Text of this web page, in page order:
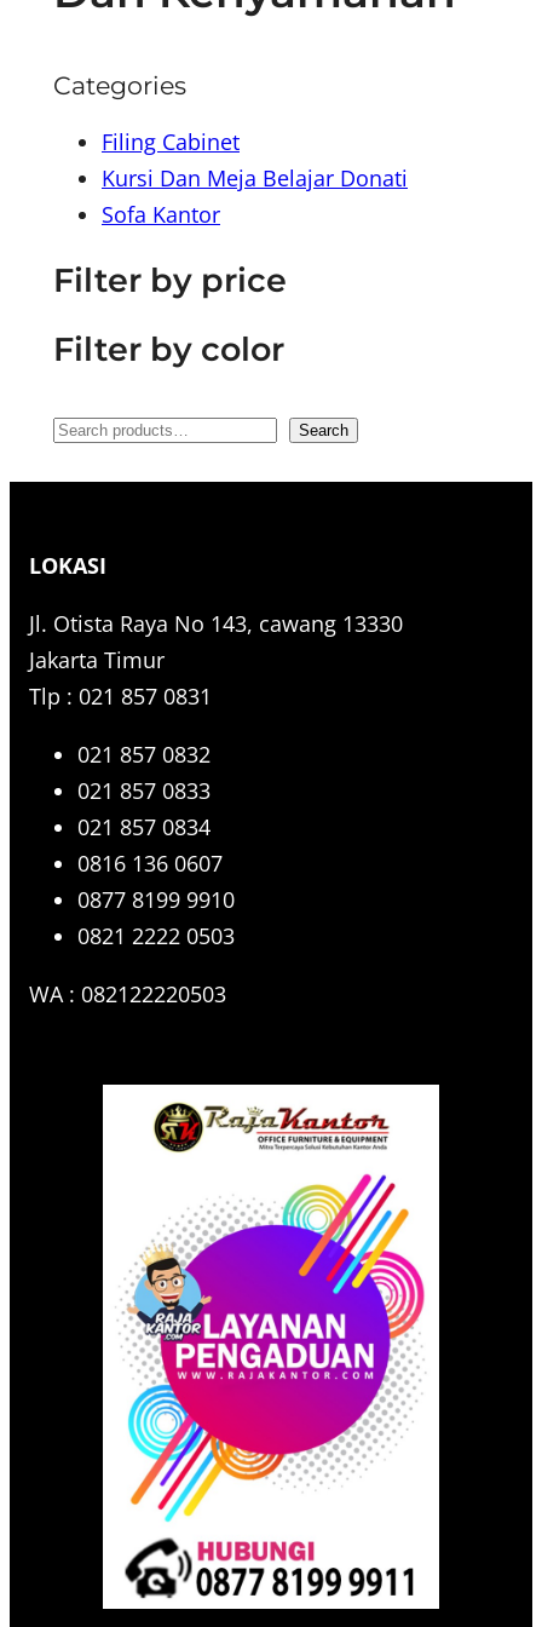
Categories
Filing Cabinet
Kursi Dan Meja Belajar Donati
Sofa Kantor
Filter by price
Filter by color
S
c
h
Search
LOKASI
Jl. Otista Raya No 143, cawang 13330
Jakarta Timur
Tlp : 021 857 0831
021 857 0832
021 857 0833
021 857 0834
0816 136 0607
0877 8199 9910
0821 2222 0503
WA : 082122220503